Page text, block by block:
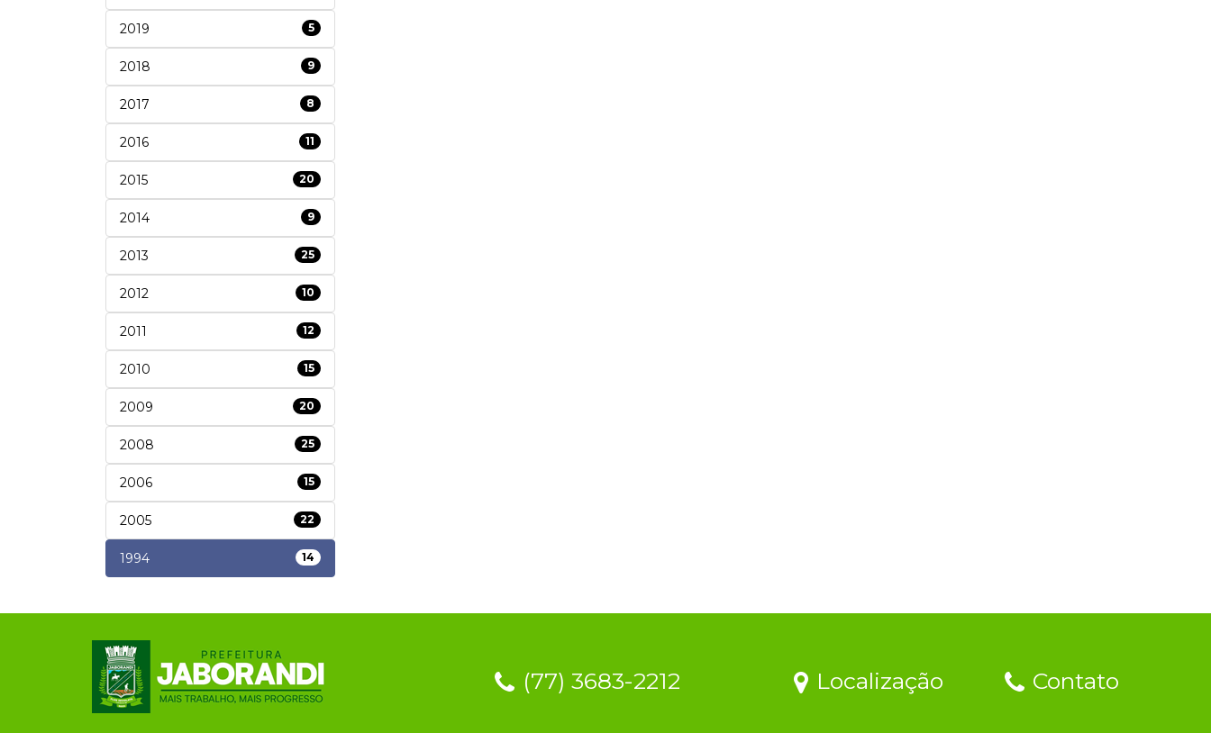
2019 5
2018 9
2017 8
2016 11
2015 20
2014 9
2013 25
2012 10
2011 12
2010 15
2009 20
2008 25
2006 15
2005 22
1994 14
(77) 3683-2212 Localização Contato